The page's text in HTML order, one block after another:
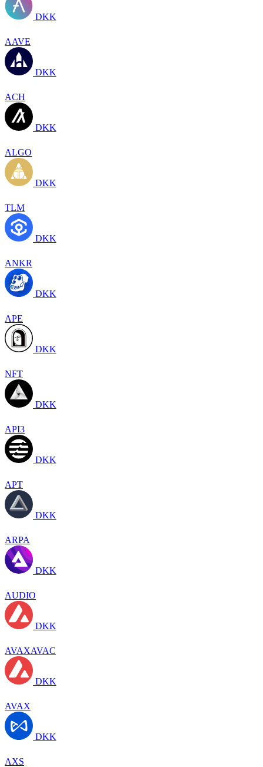
DKK
AAVE
DKK
ACH
DKK
ALGO
DKK
TLM
DKK
ANKR
DKK
APE
DKK
NFT
DKK
API3
DKK
APT
DKK
ARPA
DKK
AUDIO
DKK
AVAXAVAC
DKK
AVAX
DKK
AXS